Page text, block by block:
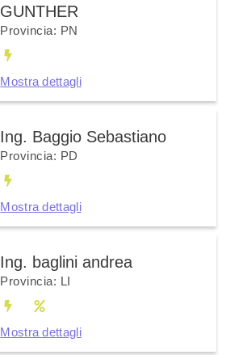
GUNTHER
Provincia: PN
Mostra dettagli
Ing. Baggio Sebastiano
Provincia: PD
Mostra dettagli
Ing. baglini andrea
Provincia: LI
Mostra dettagli